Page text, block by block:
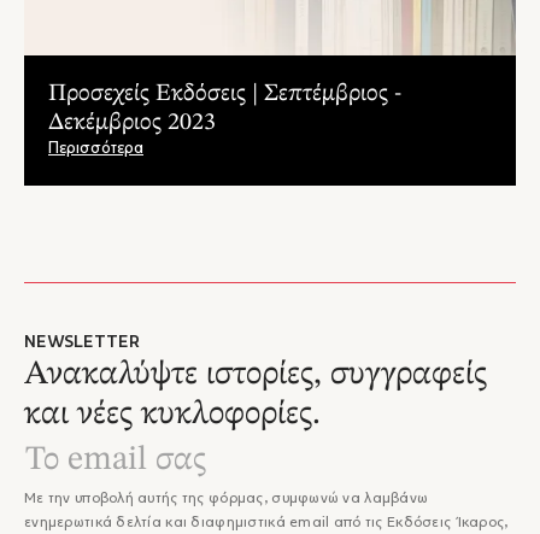
Προσεχείς Εκδόσεις | Σεπτέμβριος -
Δεκέμβριος 2023
Περισσότερα
NEWSLETTER
Ανακαλύψτε ιστορίες, συγγραφείς
και νέες κυκλοφορίες.
Με την υποβολή αυτής της φόρμας, συμφωνώ να λαμβάνω
ενημερωτικά δελτία και διαφημιστικά email από τις Εκδόσεις Ίκαρος,